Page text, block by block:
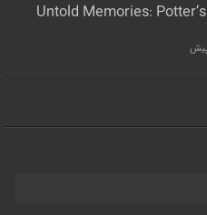
نقد و بررسی بازی Untold Memories: Potter’s